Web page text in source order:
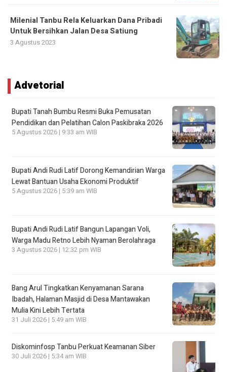
Milenial Tanbu Rela Keluarkan Dana Pribadi
Untuk Bersihkan Jalan Desa Satiung
3 Agustus 2023
Advetorial
Bupati Tanah Bumbu Resmi Buka Pemusatan
Pendidikan dan Pelatihan Calon Paskibraka 2026
5 Agustus 2026 | 9:33 am WIB
Bupati Andi Rudi Latif Dorong Kemandirian Warga
Lewat Bantuan Usaha Ekonomi Produktif
5 Agustus 2026 | 5:39 am WIB
Bupati Andi Rudi Latif Bangun Lapangan Voli,
Warga Madu Retno Lebih Nyaman Berolahraga
3 Agustus 2026 | 12:32 pm WIB
Bang Arul Tingkatkan Kenyamanan Sarana
Ibadah, Halaman Masjid di Desa Mantawakan
Mulia Kini Lebih Tertata
31 Juli 2026 | 5:49 am WIB
Diskominfosp Tanbu Perkuat Keamanan Siber
30 Juli 2026 | 5:34 am WIB